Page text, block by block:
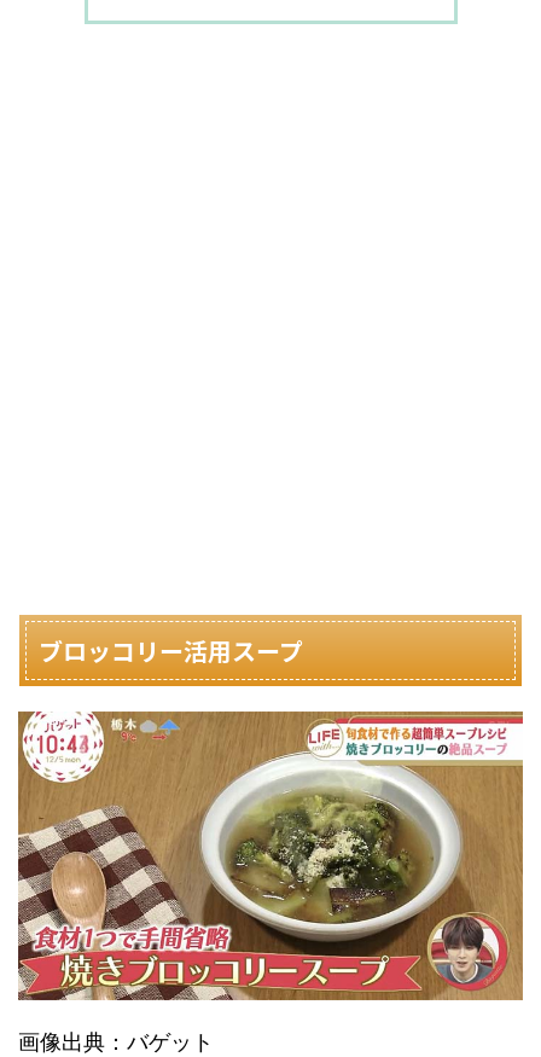
ブロッコリー活用スープ
画像出典：バゲット